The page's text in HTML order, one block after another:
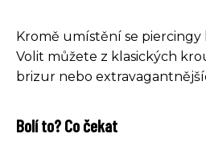
Kromě umístění se piercingy
Volit můžete z klasických
brizur nebo
Bolí to? Co čekat